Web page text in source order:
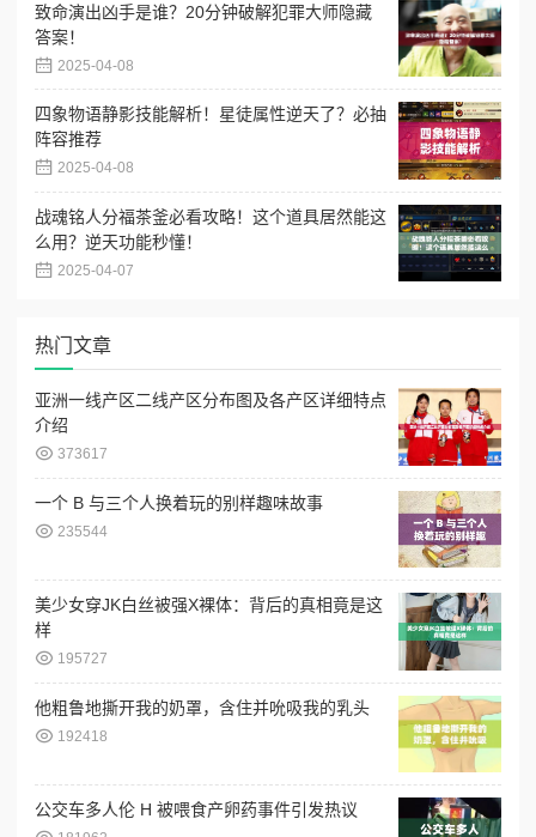
致命演出凶手是谁？20分钟破解犯罪大师隐藏
答案！
2025-04-08
四象物语静影技能解析！星徒属性逆天了？必抽
阵容推荐
2025-04-08
战魂铭人分福茶釜必看攻略！这个道具居然能这
么用？逆天功能秒懂！
2025-04-07
热门文章
亚洲一线产区二线产区分布图及各产区详细特点
介绍
373617
一个 B 与三个人换着玩的别样趣味故事
235544
美少女穿JK白丝被强X裸体：背后的真相竟是这
样
195727
他粗鲁地撕开我的奶罩，含住并吮吸我的乳头
192418
公交车多人伦 H 被喂食产卵药事件引发热议